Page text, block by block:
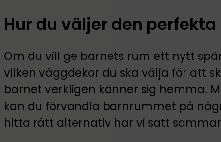
Hur du väljer den
Om du vill ge barnets rum ett nytt
vilken väggdekor du ska välja för att
barnet verkligen känner sig hemma.
kan du förvandla barnrummet på
hitta rätt alternativ har vi satt